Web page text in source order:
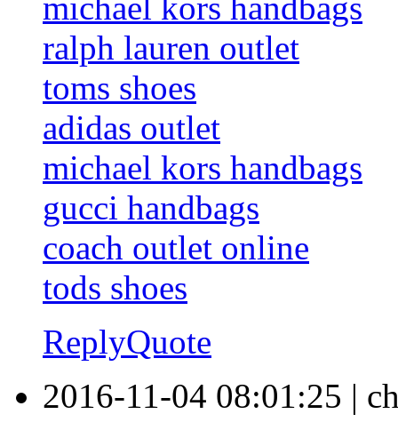
michael kors handbags
ralph lauren outlet
toms shoes
adidas outlet
michael kors handbags
gucci handbags
coach outlet online
tods shoes
ReplyQuote
2016-11-04 08:01:25 |